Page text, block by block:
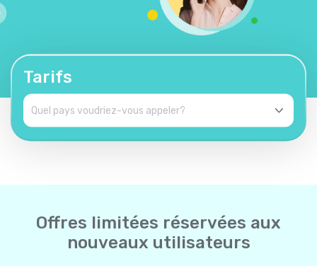
Tarifs
Offres limitées réservées aux
nouveaux utilisateurs